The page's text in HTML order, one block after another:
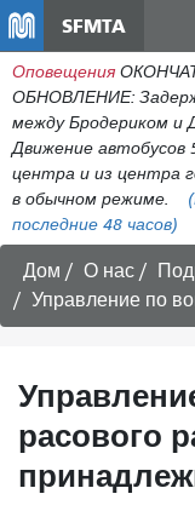
SFMTA
Оповещения
ОБНОВЛЕНИЕ:
между Бродериком и
Движение автобусов
центра и из центра
в обычном режиме.
последние 48 часов)
Дом О нас
Управление по
расового